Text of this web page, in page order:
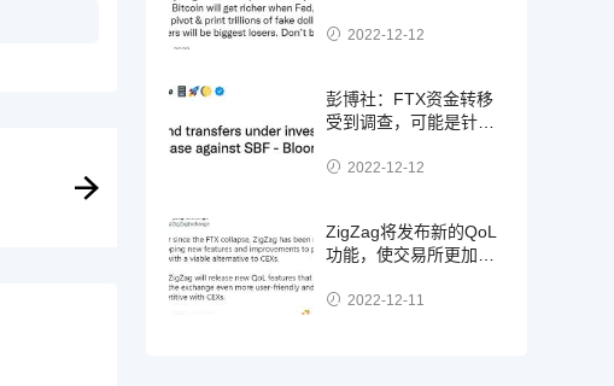
2022-12-12
彭博社：FTX资金转移
受到调查，可能是针对
2022-12-12
ZigZag将发布新的QoL
功能，使交易所更加用
2022-12-11